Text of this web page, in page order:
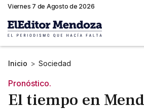
Viernes 7 de Agosto de 2026
Inicio > Sociedad
Pronóstico.
El tiempo en